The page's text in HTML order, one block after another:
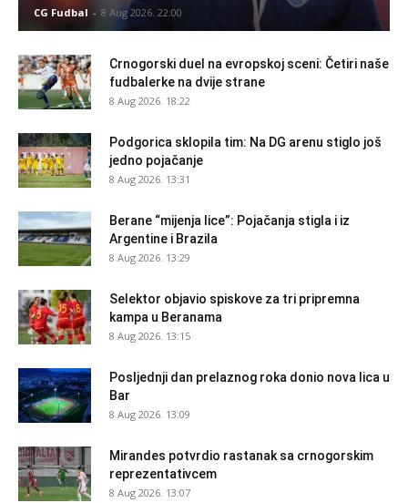
CG Fudbal - 8 Aug 2026. 22:00
Crnogorski duel na evropskoj sceni: Četiri naše
fudbalerke na dvije strane
8 Aug 2026. 18:22
Podgorica sklopila tim: Na DG arenu stiglo još
jedno pojačanje
8 Aug 2026. 13:31
Berane “mijenja lice”: Pojačanja stigla i iz
Argentine i Brazila
8 Aug 2026. 13:29
Selektor objavio spiskove za tri pripremna
kampa u Beranama
8 Aug 2026. 13:15
Posljednji dan prelaznog roka donio nova lica u
Bar
8 Aug 2026. 13:09
Mirandes potvrdio rastanak sa crnogorskim
reprezentativcem
8 Aug 2026. 13:07